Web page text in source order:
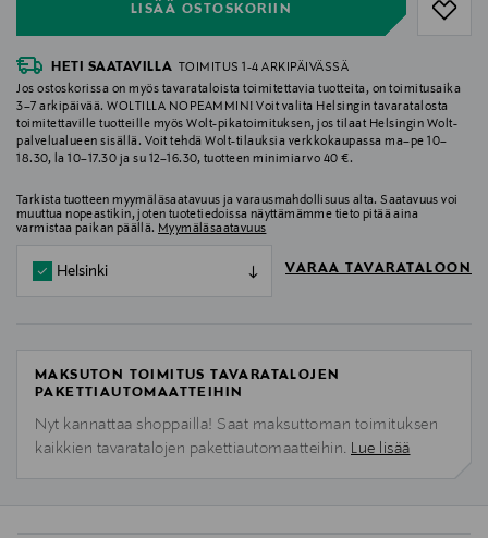
LISÄÄ OSTOSKORIIN
HETI SAATAVILLA
TOIMITUS 1-4 ARKIPÄIVÄSSÄ
Jos ostoskorissa on myös tavarataloista toimitettavia tuotteita, on toimitusaika
3–7 arkipäivää. WOLTILLA NOPEAMMIN! Voit valita Helsingin tavaratalosta
toimitettaville tuotteille myös Wolt-pikatoimituksen, jos tilaat Helsingin Wolt-
palvelualueen sisällä. Voit tehdä Wolt-tilauksia verkkokaupassa ma–pe 10–
18.30, la 10–17.30 ja su 12–16.30, tuotteen minimiarvo 40 €.
Tarkista tuotteen myymäläsaatavuus ja varausmahdollisuus alta. Saatavuus voi
muuttua nopeastikin, joten tuotetiedoissa näyttämämme tieto pitää aina
varmistaa paikan päällä. Myymäläsaatavuus
Helsinki VARAA TAVARATALOON
MAKSUTON TOIMITUS TAVARATALOJEN
PAKETTIAUTOMAATTEIHIN
Nyt kannattaa shoppailla! Saat maksuttoman toimituksen
kaikkien tavaratalojen pakettiautomaatteihin. Lue lisää